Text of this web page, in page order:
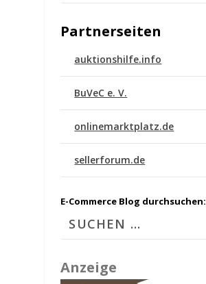
Partnerseiten
auktionshilfe.info
BuVeC e. V.
onlinemarktplatz.de
sellerforum.de
E-Commerce Blog durchsuchen:
Anzeige